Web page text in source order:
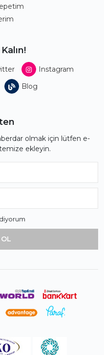
Instagram
Blog
olmak için lütfen e-
ekleyin.